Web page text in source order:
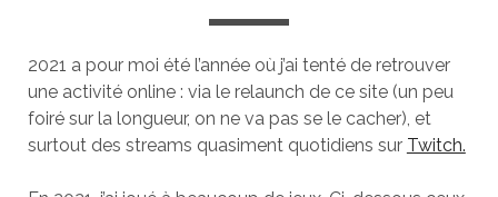
2021 a pour moi été l’année où j’ai tenté de retrouver
une activité online : via le relaunch de ce site (un peu
foiré sur la longueur, on ne va pas se le cacher), et
surtout des streams quasiment quotidiens sur Twitch.